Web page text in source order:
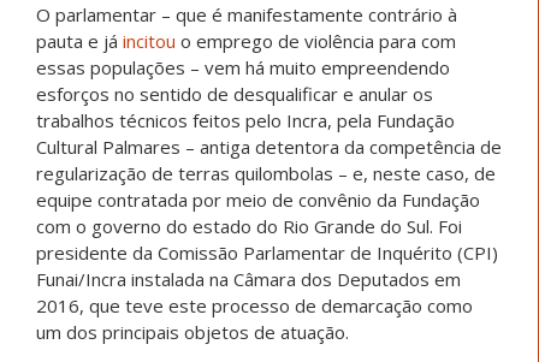
O parlamentar – que é manifestamente contrário à
pauta e já incitou o emprego de violência para com
essas populações – vem há muito empreendendo
esforços no sentido de desqualificar e anular os
trabalhos técnicos feitos pelo Incra, pela Fundação
Cultural Palmares – antiga detentora da competência de
regularização de terras quilombolas – e, neste caso, de
equipe contratada por meio de convênio da Fundação
com o governo do estado do Rio Grande do Sul. Foi
presidente da Comissão Parlamentar de Inquérito (CPI)
Funai/Incra instalada na Câmara dos Deputados em
2016, que teve este processo de demarcação como
um dos principais objetos de atuação.